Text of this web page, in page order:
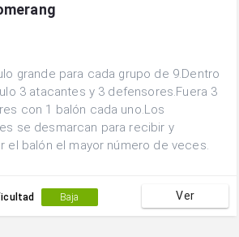
grande para cada grupo de 9.Dentro
3 atacantes y 3 defensores.Fuera 3
con 1 balón cada uno.Los
se desmarcan para recibir y
el balón el mayor número de veces.
Baja Ver